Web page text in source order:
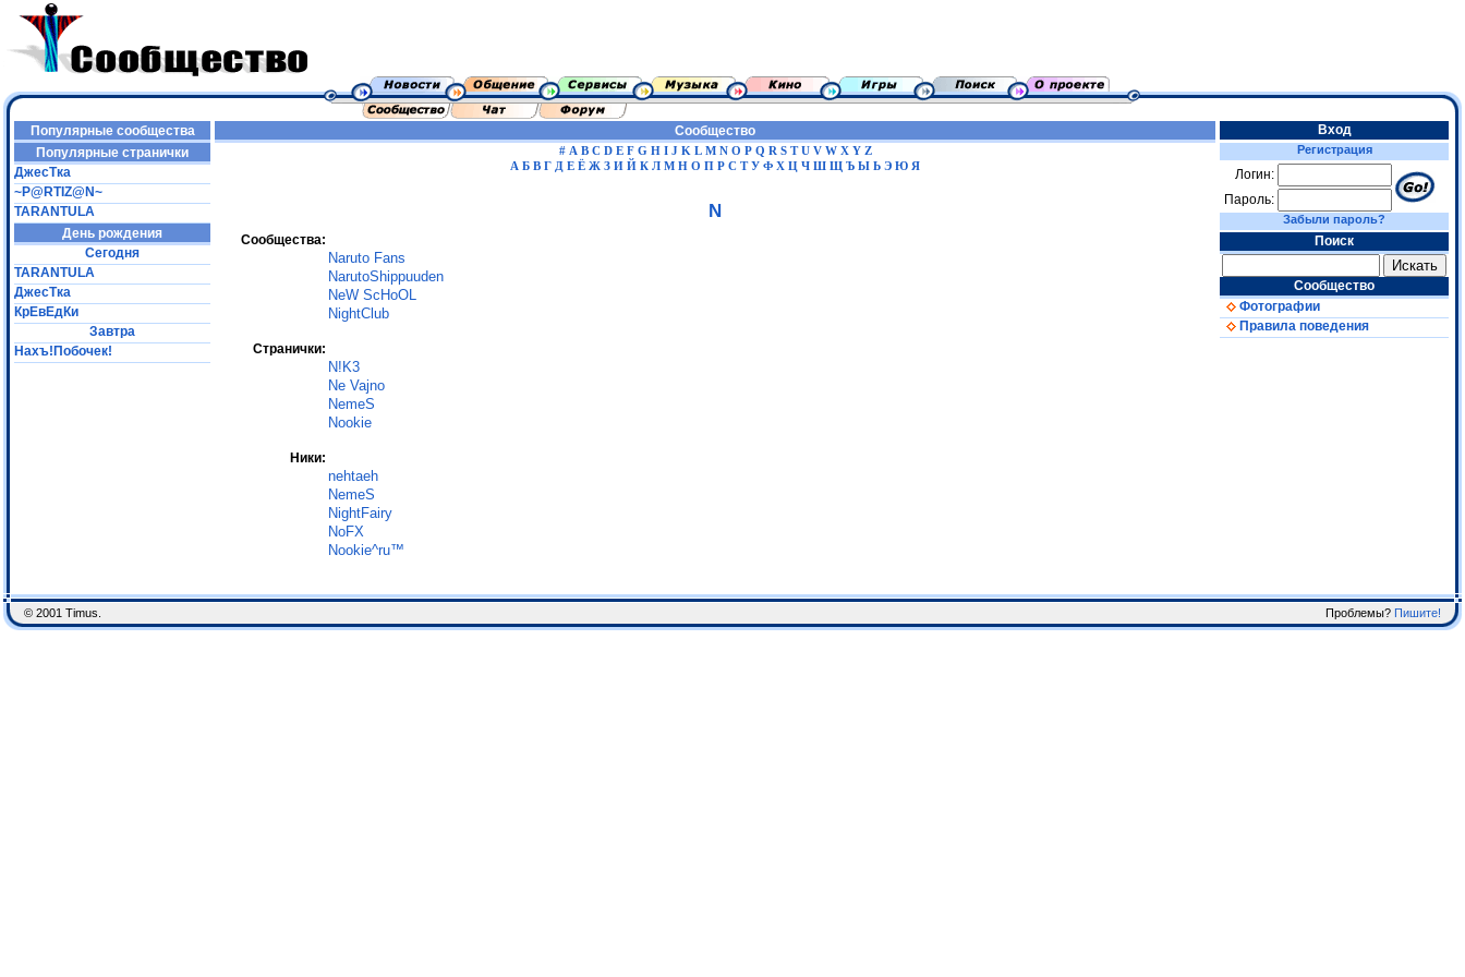
Популярные сообщества
Популярные странички
ДжесТка
~P@RTIZ@N~
TARANTULA
День рождения
Сегодня
TARANTULA
ДжесТка
КрЕвЕдКи
Завтра
Нахъ!Побочек!
Сообщество
# A B C D E F G H I J K L M N O P Q R S T U V W X Y Z
А Б В Г Д Е Ё Ж З И Й К Л М Н О П Р С Т У Ф Х Ц Ч Ш Щ Ъ Ы Ь Э Ю Я
N
Сообщества:
Naruto Fans
NarutoShippuuden
NeW ScHoOL
NightClub
Странички:
N!K3
Ne Vajno
NemeS
Nookie
Ники:
nehtaeh
NemeS
NightFairy
NoFX
Nookie^ru™
Вход
Регистрация
Логин:
Пароль:
Забыли пароль?
Поиск
Сообщество
Фотографии
Правила поведения
© 2001 Timus. Проблемы? Пишите!